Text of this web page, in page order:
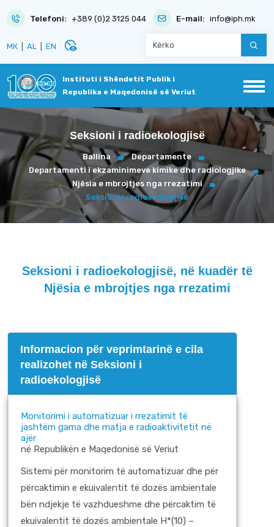
Telefoni: +389 (0)2 3125 044 E-mail: info@iph.mk
МК AL EN disabled_visible
Instituti i Shëndetit Publik i
Republika e Maqedonisë së Veriut
Seksioni i radioekologjisë
Ballina
Departamente
Departamenti i ekzaminimeve kimike dhe radiologjike
Njësia e mbrojtjes nga rrezatimi
Seksioni i radioekologjisë
Seksioni i radioekologjisë, në kuadër të
Njësia e mbrojtjes nga rrezatimi
Informacion për veprimtarinë e cila
realizohet në Seksioni i
radioekologjisë
Monitorimi i automatizuar i rrezatimit të
jashtëm gama dhe matja e radioaktivitetit në
ajër
në Republikën e Maqedonisë së Veriut
Sistemi për monitorim të automatizuar dhe për
përcaktimin e ekuivalentit të dozës ambientale
bën ndjekje të vazhdueshme dhe përcaktim të
ekuivalentit të dozës ambientale H*(10) –